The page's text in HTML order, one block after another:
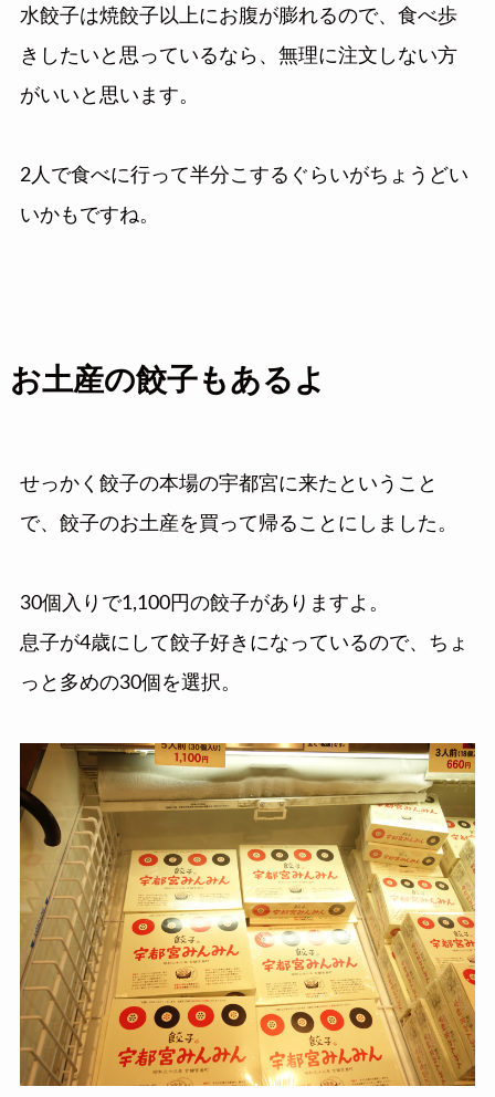
水餃子は焼餃子以上にお腹が膨れるので、食べ歩
きしたいと思っているなら、無理に注文しない方
がいいと思います。
2人で食べに行って半分こするぐらいがちょうどい
いかもですね。
お土産の餃子もあるよ
せっかく餃子の本場の宇都宮に来たということ
で、餃子のお土産を買って帰ることにしました。
30個入りで1,100円の餃子がありますよ。
息子が4歳にして餃子好きになっているので、ちょ
っと多めの30個を選択。